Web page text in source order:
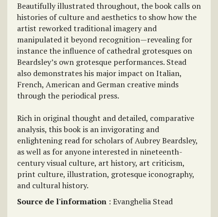
Beautifully illustrated throughout, the book calls on
histories of culture and aesthetics to show how the
artist reworked traditional imagery and
manipulated it beyond recognition—revealing for
instance the influence of cathedral grotesques on
Beardsley’s own grotesque performances. Stead
also demonstrates his major impact on Italian,
French, American and German creative minds
through the periodical press.
Rich in original thought and detailed, comparative
analysis, this book is an invigorating and
enlightening read for scholars of Aubrey Beardsley,
as well as for anyone interested in nineteenth-
century visual culture, art history, art criticism,
print culture, illustration, grotesque iconography,
and cultural history.
Source de l'information : Evanghelia Stead